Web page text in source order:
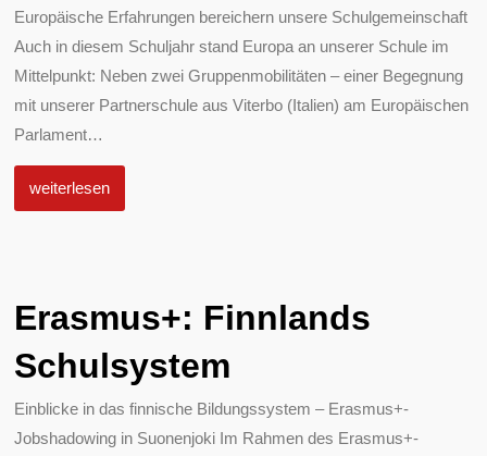
Europäische Erfahrungen bereichern unsere Schulgemeinschaft
Auch in diesem Schuljahr stand Europa an unserer Schule im
Mittelpunkt: Neben zwei Gruppenmobilitäten – einer Begegnung
mit unserer Partnerschule aus Viterbo (Italien) am Europäischen
Parlament…
weiterlesen
Erasmus+: Finnlands
Schulsystem
Einblicke in das finnische Bildungssystem – Erasmus+-
Jobshadowing in Suonenjoki Im Rahmen des Erasmus+-